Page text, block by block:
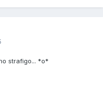
strafigo... *o*